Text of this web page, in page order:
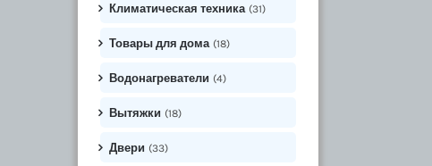
Климатическая техника (31)
Товары для дома (18)
Водонагреватели (4)
Вытяжки (18)
Двери (33)